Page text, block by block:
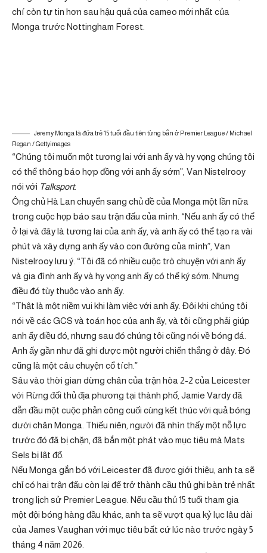
chí còn tự tin hơn sau hậu quả của cameo mới nhất của
Monga trước Nottingham Forest.
Jeremy Monga là đứa trẻ 15 tuổi đầu tiên từng bắn ở Premier League / Michael
Regan / Gettyimages
“Chúng tôi muốn một tương lai với anh ấy và hy vọng chúng tôi
có thể thông báo hợp đồng với anh ấy sớm”, Van Nistelrooy
nói với Talksport.
Ông chủ Hà Lan chuyển sang chủ đề của Monga một lần nữa
trong cuộc họp báo sau trận đấu của mình. “Nếu anh ấy có thể
ở lại và đây là tương lai của anh ấy, và anh ấy có thể tạo ra vài
phút và xây dựng anh ấy vào con đường của mình”, Van
Nistelrooy lưu ý. “Tôi đã có nhiều cuộc trò chuyện với anh ấy
và gia đình anh ấy và hy vọng anh ấy có thể ký sớm. Nhưng
điều đó tùy thuộc vào anh ấy.
“Thật là một niềm vui khi làm việc với anh ấy. Đôi khi chúng tôi
nói về các GCS và toán học của anh ấy, và tôi cũng phải giúp
anh ấy điều đó, nhưng sau đó chúng tôi cũng nói về bóng đá.
Anh ấy gần như đã ghi được một người chiến thắng ở đây. Đó
cũng là một câu chuyện cổ tích.”
Sâu vào thời gian dừng chân của trận hòa 2-2 của Leicester
với Rừng đối thủ địa phương tại thành phố, Jamie Vardy đã
dẫn đầu một cuộc phản công cuối cùng kết thúc với quả bóng
dưới chân Monga. Thiếu niên, người đã nhìn thấy một nỗ lực
trước đó đã bị chặn, đã bắn một phát vào mục tiêu mà Mats
Sels bị lật đổ.
Nếu Monga gắn bó với Leicester đã được giới thiệu, anh ta sẽ
chỉ có hai trận đấu còn lại để trở thành cầu thủ ghi bàn trẻ nhất
trong lịch sử Premier League. Nếu cầu thủ 15 tuổi tham gia
một đội bóng hàng đầu khác, anh ta sẽ vượt qua kỷ lục lâu dài
của James Vaughan với mục tiêu bất cứ lúc nào trước ngày 5
tháng 4 năm 2026.